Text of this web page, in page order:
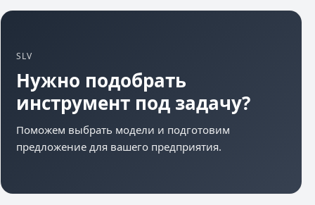
SLV
Нужно подобрать
инструмент под задачу?
Поможем выбрать модели и подготовим
предложение для вашего предприятия.